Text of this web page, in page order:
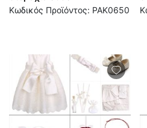
Κωδικός Προϊόντος: PAK0650